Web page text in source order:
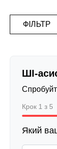
ФІЛЬТР
ШІ-
Крок 1 з 5
Який